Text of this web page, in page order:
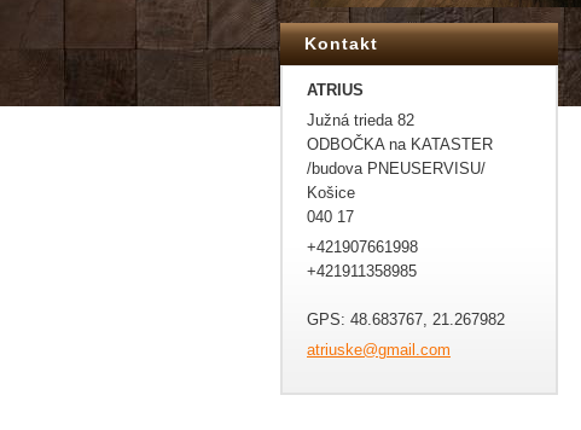
Kontakt
ATRIUS
Južná trieda 82
ODBOČKA na KATASTER
/budova PNEUSERVISU/
Košice
040 17
+421907661998
+421911358985
GPS: 48.683767, 21.267982
atriuske@gmail.com